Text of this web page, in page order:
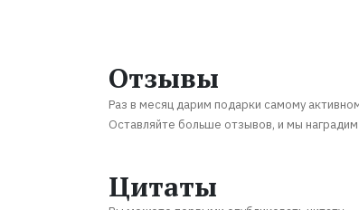
Отзывы
Раз в месяц дарим подарки самому
Оставляйте больше отзывов, и мы наградим
Цитаты